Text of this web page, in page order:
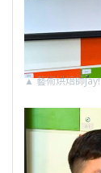
▲藝術烘焙師Jay!